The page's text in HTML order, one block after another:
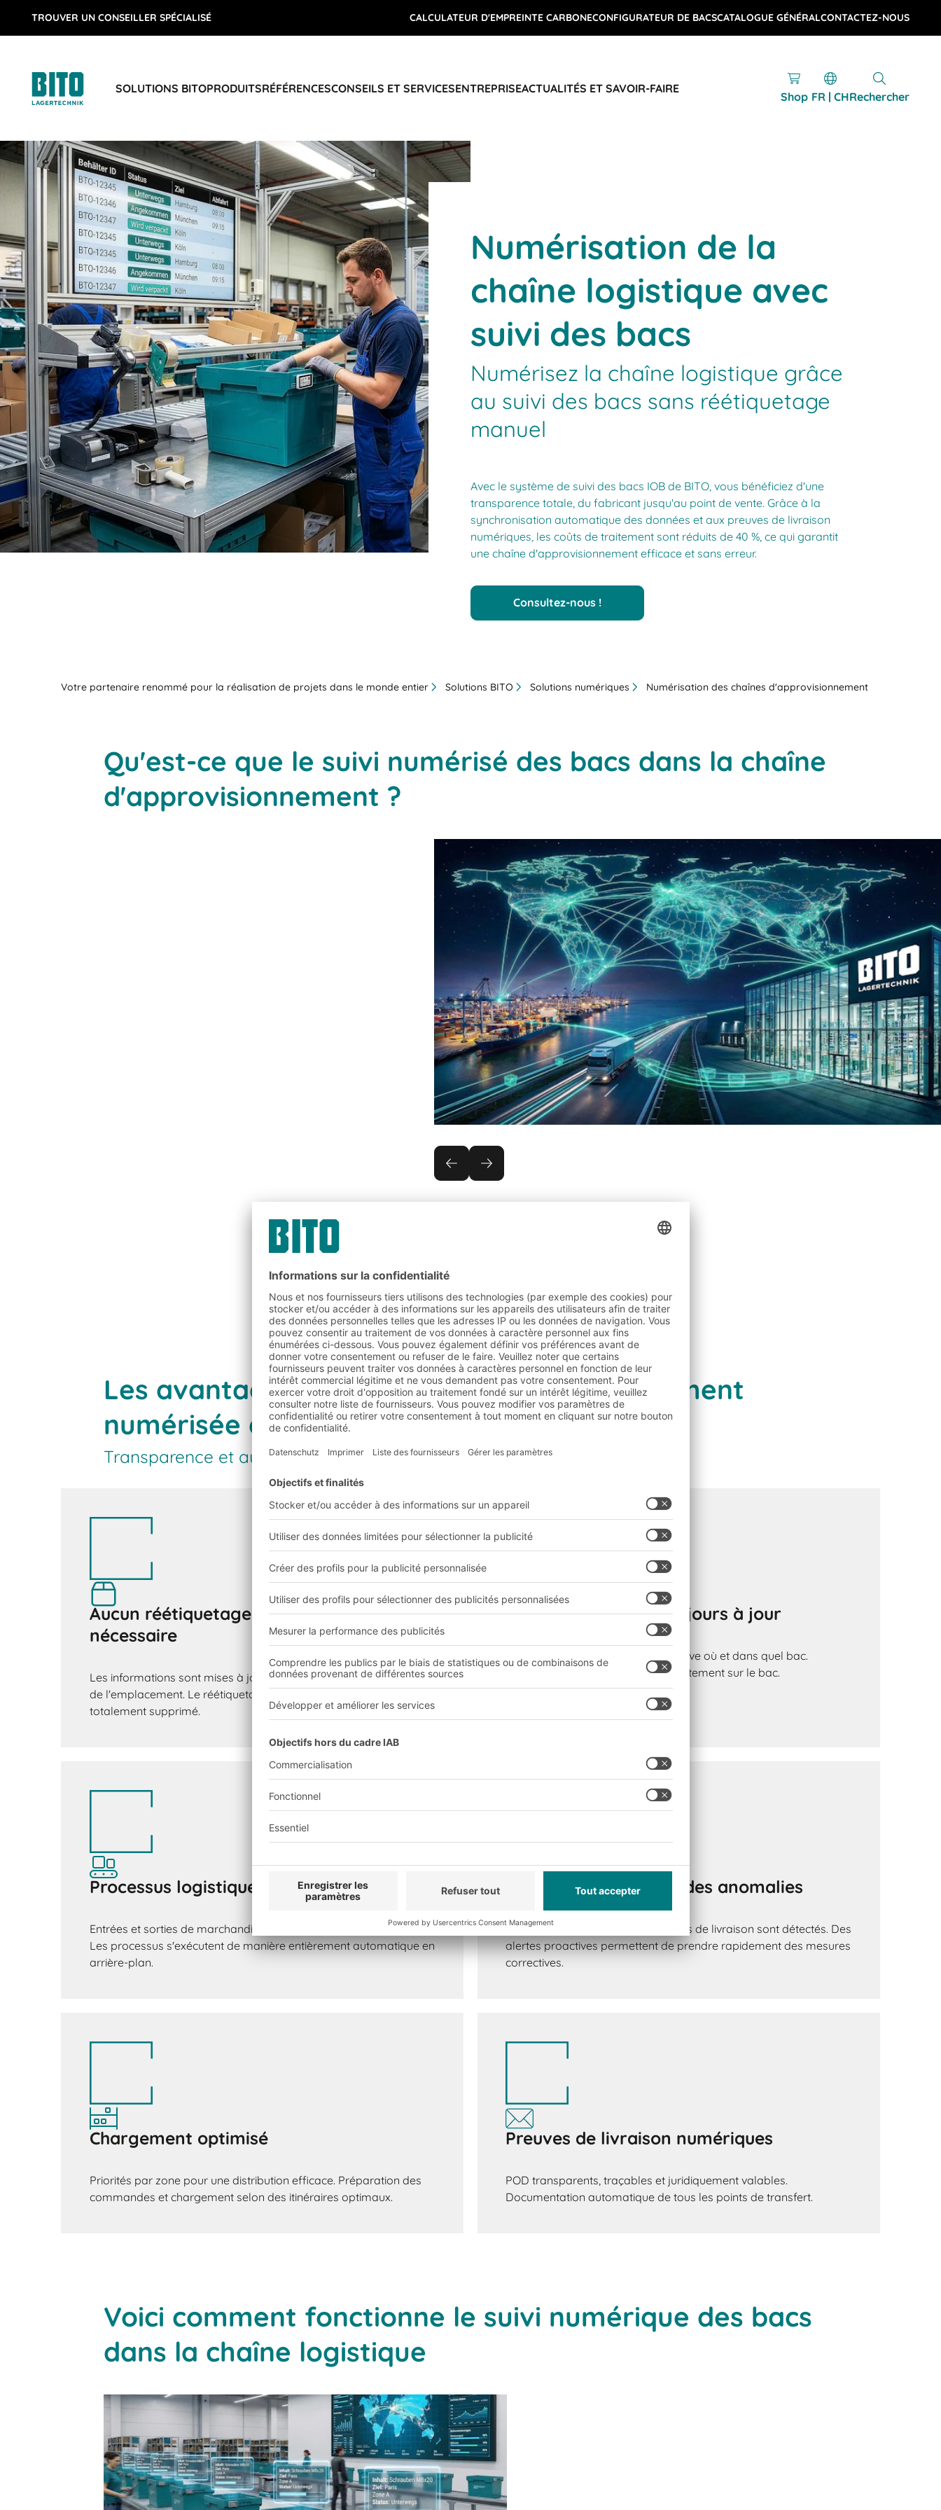
TROUVER UN CONSEILLER SPÉCIALISÉ CALCULATEUR D'EMPREINTE CARBONECONFIGURATEUR DE BACSCATALOGUE GÉNÉRALCONTACTEZ-NOUS
SOLUTIONS BITOPRODUITSRÉFÉRENCESCONSEILS ET SERVICESENTREPRISEACTUALITÉS ET SAVOIR-FAIRE
Shop FR | CHRechercher
BIT O
Numérisation de la
chaîne logistique avec
suivi des bacs
Numérisez la chaîne logistique grâce
au suivi des bacs sans réétiquetage
manuel
Avec le système de suivi des bacs IOB de BITO, vous bénéficiez d'une
transparence totale, du fabricant jusqu'au point de vente. Grâce à la
synchronisation automatique des données et aux preuves de livraison
numériques, les coûts de traitement sont réduits de 40 %, ce qui garantit
une chaîne d'approvisionnement efficace et sans erreur.
Consultez-nous !
Votre partenaire renommé pour la réalisation de projets dans le monde entier Solutions BITO Solutions numériques Numérisation des chaînes d'approvisionnement
Qu'est-ce que le suivi numérisé des bacs dans la chaîne
d'approvisionnement ?
Les avantages de la chaîne d'approvisionnement
numérisée en un coup d'œil
Transparence et automatisation de bout en bout
Aucun réétiquetage manuel n'est
nécessaire
Les informations sont mises à jour automatiquement en fonction
de l'emplacement. Le réétiquetage fastidieux des étiquettes est
totalement supprimé.
Statut du contenu toujours à jour
Visibilité complète sur ce qui se trouve où et dans quel bac.
Contenu et destination visibles directement sur le bac.
Processus logistiques automatisés
Entrées et sorties de marchandises sans scan manuel ni papier.
Les processus s'exécutent de manière entièrement automatique en
arrière-plan.
Détection immédiate des anomalies
Les retards, les écarts ou les erreurs de livraison sont détectés. Des
alertes proactives permettent de prendre rapidement des mesures
correctives.
Chargement optimisé
Priorités par zone pour une distribution efficace. Préparation des
commandes et chargement selon des itinéraires optimaux.
Preuves de livraison numériques
POD transparents, traçables et juridiquement valables.
Documentation automatique de tous les points de transfert.
Voici comment fonctionne le suivi numérique des bacs
dans la chaîne logistique